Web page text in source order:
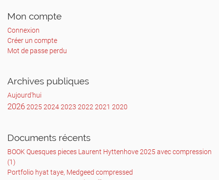
Mon compte
Connexion
Créer un compte
Mot de passe perdu
Archives publiques
Aujourd'hui
20262025 20242023 2022 2021 2020
Documents récents
BOOK Quesques pieces Laurent Hyttenhove 2025 avec compression
(1)
Portfolio hyat taye, Medgeed compressed